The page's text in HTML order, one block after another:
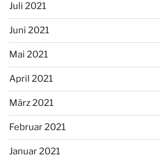
Juli 2021
Juni 2021
Mai 2021
April 2021
März 2021
Februar 2021
Januar 2021